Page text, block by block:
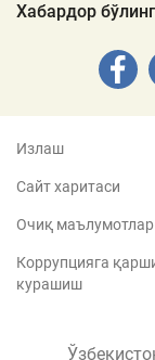
Хабардор бўлинг
Излаш
Сайт харитаси
Очиқ маълумотлар
Коррупцияга
курашиш